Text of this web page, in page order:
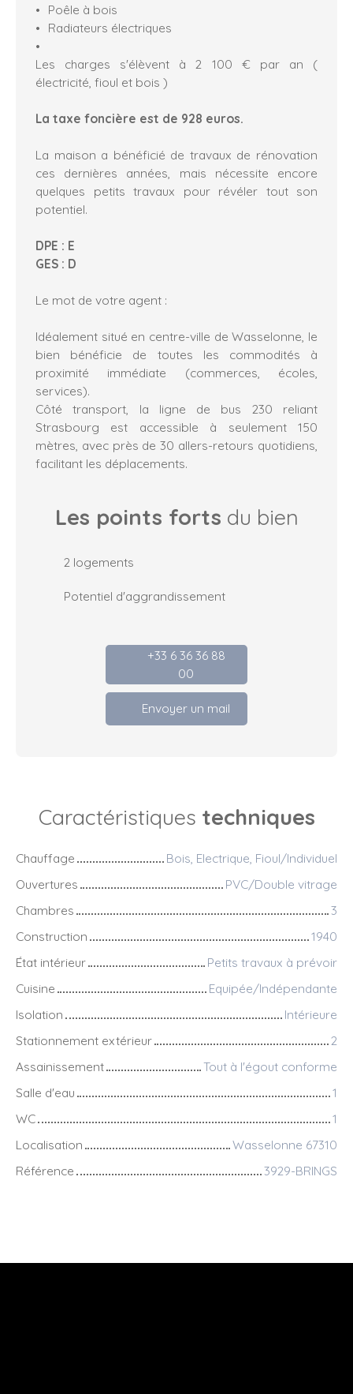
Poêle à bois
Radiateurs électriques
Les charges s'élèvent à 2 100 € par an (
électricité, fioul et bois )
La taxe foncière est de 928 euros.
La maison a bénéficié de travaux de rénovation
ces dernières années, mais nécessite encore
quelques petits travaux pour révéler tout son
potentiel.
DPE : E
GES : D
Le mot de votre agent :
Idéalement situé en centre-ville de Wasselonne, le
bien bénéficie de toutes les commodités à
proximité immédiate (commerces, écoles,
services).
Côté transport, la ligne de bus 230 reliant
Strasbourg est accessible à seulement 150
mètres, avec près de 30 allers-retours quotidiens,
facilitant les déplacements.
Les points forts du bien
2 logements
Potentiel d'aggrandissement
+33 6 36 36 88
00
Envoyer un mail
Caractéristiques techniques
Chauffage
Bois, Electrique, Fioul/Individuel
Ouvertures
PVC/Double vitrage
Chambres
3
Construction
1940
État intérieur
Petits travaux à prévoir
Cuisine
Equipée/Indépendante
Isolation
Intérieure
Stationnement extérieur
2
Assainissement
Tout à l'égout conforme
Salle d'eau
1
WC
1
Localisation
Wasselonne 67310
Référence
3929-BRINGS